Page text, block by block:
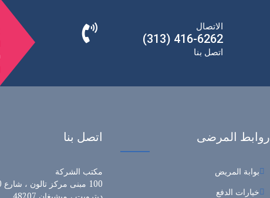
الاتصال
(313) 416-6262
اتصل بنا
روابط المرضى
بوابة المريض
خيارات الدفع
اتصل بنا
مكتب الشركة
100 مبنى مركز تالون ، شارع 450